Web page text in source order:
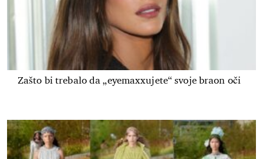
Zašto bi trebalo da „eyemaxxujete“ svoje braon oči